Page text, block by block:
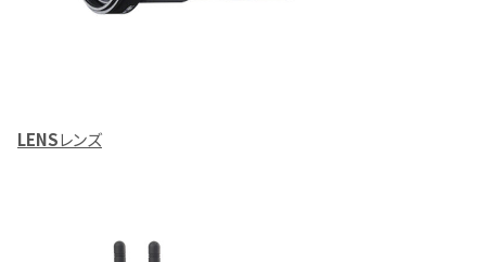
LENSレンズ